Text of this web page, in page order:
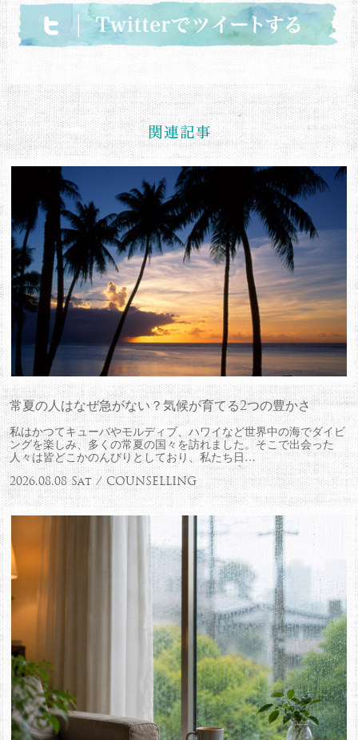
常夏の人はなぜ急がない？気候が育てる2つの豊かさ
私はかつてキューバやモルディブ、ハワイなど世界中の海でダイビ
ングを楽しみ、多くの常夏の国々を訪れました。そこで出会った
人々は皆どこかのんびりとしており、私たち日…
2026.08.08 Sat / COUNSELLING